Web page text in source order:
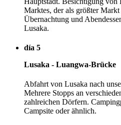
Marktes, der als größter Markt
Übernachtung und
Lusaka.
día 5
Lusaka - Luangwa-Brücke
Abfahrt von Lusaka nach
Mehrere Stopps an
zahlreichen Dörfern.
Campsite oder ähnlich.